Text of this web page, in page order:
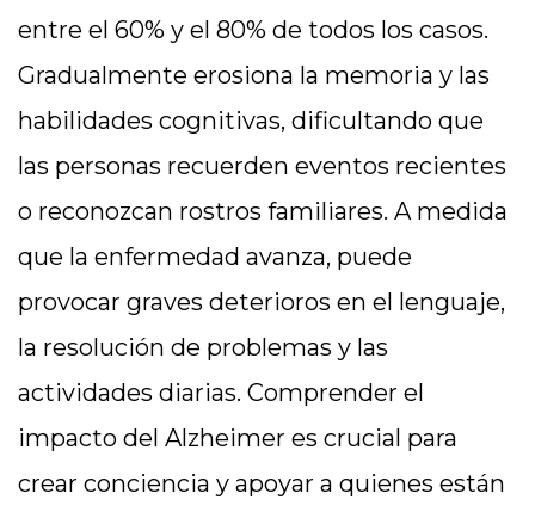
entre el 60% y el 80% de todos los casos.
Gradualmente erosiona la memoria y las
habilidades cognitivas, dificultando que
las personas recuerden eventos recientes
o reconozcan rostros familiares. A medida
que la enfermedad avanza, puede
provocar graves deterioros en el lenguaje,
la resolución de problemas y las
actividades diarias. Comprender el
impacto del Alzheimer es crucial para
crear conciencia y apoyar a quienes están